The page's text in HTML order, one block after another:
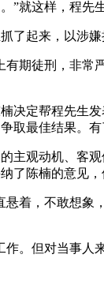
”就这样，程先
起来，以涉嫌
徒刑，非常
定帮程先生发
取最佳结果。
观动机、客观
了陈楠的意见
，不敢想象
但对当事人来